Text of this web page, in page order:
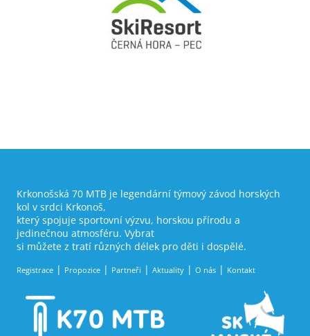
Krkonošská 70 MTB je legendární týmový závod horských
kol v srdci Krkonoš,
který spojuje sportovní výzvu, horskou přírodu a
jedinečnou atmosféru. Vybrat
si můžete z tratí různých délek pro děti i dospělé.
Registrace Propozice Partneři Aktuality O nás Kontakt